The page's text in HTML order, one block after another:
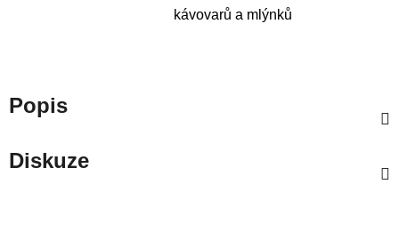
kávovarů a mlýnků
Popis
Diskuze